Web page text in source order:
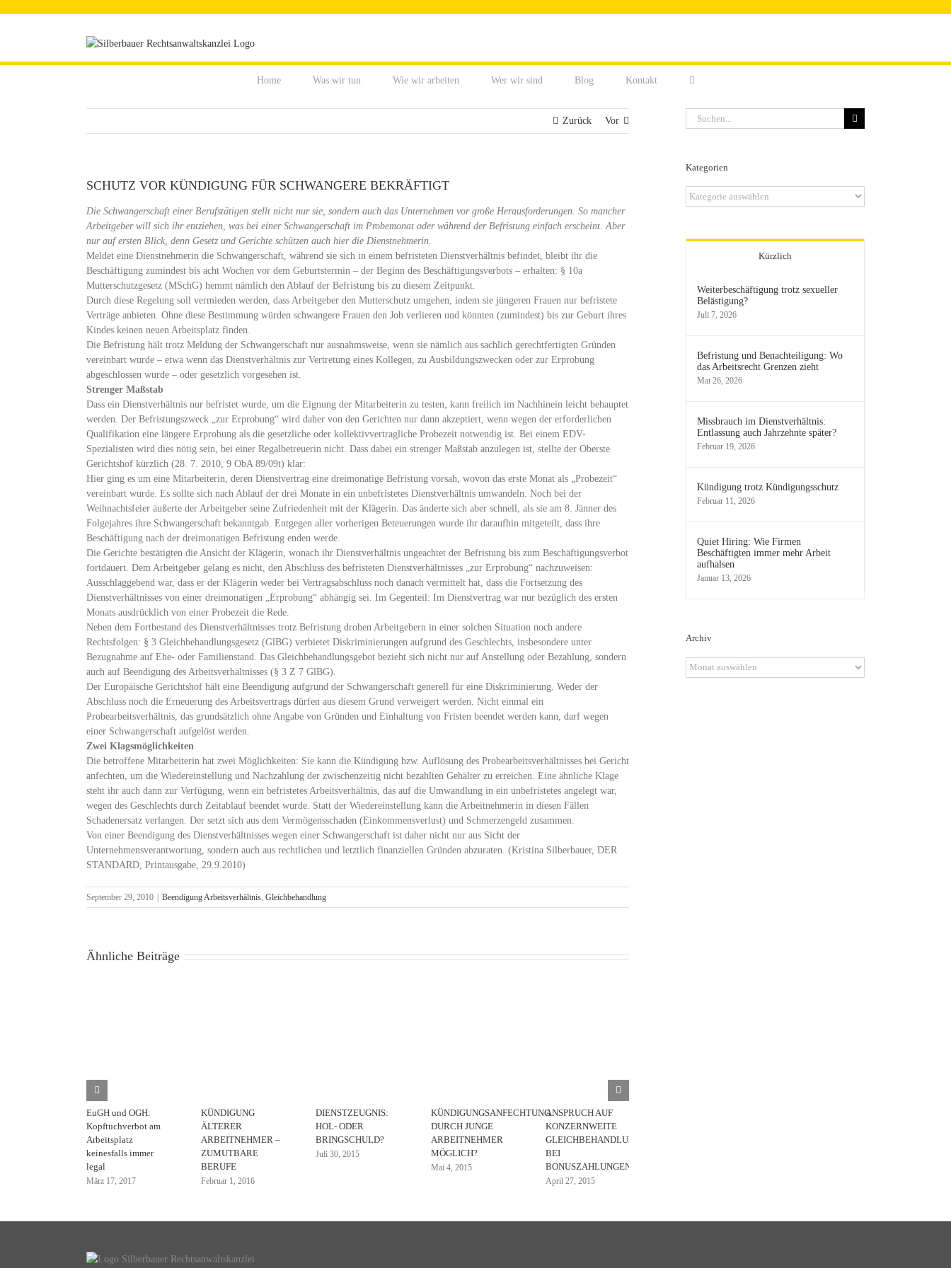
Home Was wir tun Wie wir arbeiten Wer wir sind Blog Kontakt
Zurück Vor
SCHUTZ VOR KÜNDIGUNG FÜR SCHWANGERE BEKRÄFTIGT
Die Schwangerschaft einer Berufstätigen stellt nicht nur sie, sondern auch das Unternehmen vor große Herausforderungen. So mancher
Arbeitgeber will sich ihr entziehen, was bei einer Schwangerschaft im Probemonat oder während der Befristung einfach erscheint. Aber
nur auf ersten Blick, denn Gesetz und Gerichte schützen auch hier die Dienstnehmerin.
Meldet eine Dienstnehmerin die Schwangerschaft, während sie sich in einem befristeten Dienstverhältnis befindet, bleibt ihr die
Beschäftigung zumindest bis acht Wochen vor dem Geburtstermin – der Beginn des Beschäftigungsverbots – erhalten: § 10a
Mutterschutzgesetz (MSchG) hemmt nämlich den Ablauf der Befristung bis zu diesem Zeitpunkt.
Durch diese Regelung soll vermieden werden, dass Arbeitgeber den Mutterschutz umgehen, indem sie jüngeren Frauen nur befristete
Verträge anbieten. Ohne diese Bestimmung würden schwangere Frauen den Job verlieren und könnten (zumindest) bis zur Geburt ihres
Kindes keinen neuen Arbeitsplatz finden.
Die Befristung hält trotz Meldung der Schwangerschaft nur ausnahmsweise, wenn sie nämlich aus sachlich gerechtfertigten Gründen
vereinbart wurde – etwa wenn das Dienstverhältnis zur Vertretung eines Kollegen, zu Ausbildungszwecken oder zur Erprobung
abgeschlossen wurde – oder gesetzlich vorgesehen ist.
Strenger Maßstab
Dass ein Dienstverhältnis nur befristet wurde, um die Eignung der Mitarbeiterin zu testen, kann freilich im Nachhinein leicht behauptet
werden. Der Befristungszweck „zur Erprobung“ wird daher von den Gerichten nur dann akzeptiert, wenn wegen der erforderlichen
Qualifikation eine längere Erprobung als die gesetzliche oder kollektivvertragliche Probezeit notwendig ist. Bei einem EDV-
Spezialisten wird dies nötig sein, bei einer Regalbetreuerin nicht. Dass dabei ein strenger Maßstab anzulegen ist, stellte der Oberste
Gerichtshof kürzlich (28. 7. 2010, 9 ObA 89/09t) klar:
Hier ging es um eine Mitarbeiterin, deren Dienstvertrag eine dreimonatige Befristung vorsah, wovon das erste Monat als „Probezeit“
vereinbart wurde. Es sollte sich nach Ablauf der drei Monate in ein unbefristetes Dienstverhältnis umwandeln. Noch bei der
Weihnachtsfeier äußerte der Arbeitgeber seine Zufriedenheit mit der Klägerin. Das änderte sich aber schnell, als sie am 8. Jänner des
Folgejahres ihre Schwangerschaft bekanntgab. Entgegen aller vorherigen Beteuerungen wurde ihr daraufhin mitgeteilt, dass ihre
Beschäftigung nach der dreimonatigen Befristung enden werde.
Die Gerichte bestätigten die Ansicht der Klägerin, wonach ihr Dienstverhältnis ungeachtet der Befristung bis zum Beschäftigungsverbot
fortdauert. Dem Arbeitgeber gelang es nicht, den Abschluss des befristeten Dienstverhältnisses „zur Erprobung“ nachzuweisen:
Ausschlaggebend war, dass er der Klägerin weder bei Vertragsabschluss noch danach vermittelt hat, dass die Fortsetzung des
Dienstverhältnisses von einer dreimonatigen „Erprobung“ abhängig sei. Im Gegenteil: Im Dienstvertrag war nur bezüglich des ersten
Monats ausdrücklich von einer Probezeit die Rede.
Neben dem Fortbestand des Dienstverhältnisses trotz Befristung drohen Arbeitgebern in einer solchen Situation noch andere
Rechtsfolgen: § 3 Gleichbehandlungsgesetz (GlBG) verbietet Diskriminierungen aufgrund des Geschlechts, insbesondere unter
Bezugnahme auf Ehe- oder Familienstand. Das Gleichbehandlungsgebot bezieht sich nicht nur auf Anstellung oder Bezahlung, sondern
auch auf Beendigung des Arbeitsverhältnisses (§ 3 Z 7 GlBG).
Der Europäische Gerichtshof hält eine Beendigung aufgrund der Schwangerschaft generell für eine Diskriminierung. Weder der
Abschluss noch die Erneuerung des Arbeitsvertrags dürfen aus diesem Grund verweigert werden. Nicht einmal ein
Probearbeitsverhältnis, das grundsätzlich ohne Angabe von Gründen und Einhaltung von Fristen beendet werden kann, darf wegen
einer Schwangerschaft aufgelöst werden.
Zwei Klagsmöglichkeiten
Die betroffene Mitarbeiterin hat zwei Möglichkeiten: Sie kann die Kündigung bzw. Auflösung des Probearbeitsverhältnisses bei Gericht
anfechten, um die Wiedereinstellung und Nachzahlung der zwischenzeitig nicht bezahlten Gehälter zu erreichen. Eine ähnliche Klage
steht ihr auch dann zur Verfügung, wenn ein befristetes Arbeitsverhältnis, das auf die Umwandlung in ein unbefristetes angelegt war,
wegen des Geschlechts durch Zeitablauf beendet wurde. Statt der Wiedereinstellung kann die Arbeitnehmerin in diesen Fällen
Schadenersatz verlangen. Der setzt sich aus dem Vermögensschaden (Einkommensverlust) und Schmerzengeld zusammen.
Von einer Beendigung des Dienstverhältnisses wegen einer Schwangerschaft ist daher nicht nur aus Sicht der
Unternehmensverantwortung, sondern auch aus rechtlichen und letztlich finanziellen Gründen abzuraten. (Kristina Silberbauer, DER
STANDARD, Printausgabe, 29.9.2010)
September 29, 2010 Beendigung Arbeitsverhältnis, Gleichbehandlung
Ähnliche Beiträge
EuGH und OGH:
Kopftuchverbot am
Arbeitsplatz
keinesfalls immer
legal
März 17, 2017
KÜNDIGUNG
ÄLTERER
ARBEITNEHMER –
ZUMUTBARE
BERUFE
Februar 1, 2016
DIENSTZEUGNIS:
HOL- ODER
BRINGSCHULD?
Juli 30, 2015
KÜNDIGUNGSANFECHTUNG
DURCH JUNGE
ARBEITNEHMER
MÖGLICH?
Mai 4, 2015
ANSPRUCH AUF
KONZERNWEITE
GLEICHBEHANDLUNG
BEI
BONUSZAHLUNGEN?
April 27, 2015
Suche
nach:
Kategorien
Kategorien
Kürzlich
Weiterbeschäftigung trotz sexueller
Belästigung?
Juli 7, 2026
Befristung und Benachteiligung: Wo
das Arbeitsrecht Grenzen zieht
Mai 26, 2026
Missbrauch im Dienstverhältnis:
Entlassung auch Jahrzehnte später?
Februar 19, 2026
Kündigung trotz Kündigungsschutz
Februar 11, 2026
Quiet Hiring: Wie Firmen
Beschäftigten immer mehr Arbeit
aufhalsen
Januar 13, 2026
Archiv
Archiv